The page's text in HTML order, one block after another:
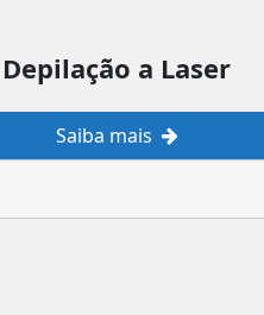
Depilação a Laser
Saiba mais